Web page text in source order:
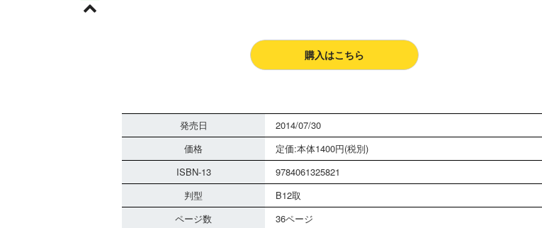
購入はこちら
発売日
2014/07/30
価格
定価:本体1400円(税別)
ISBN-13
9784061325821
判型
B12取
ページ数
36ページ